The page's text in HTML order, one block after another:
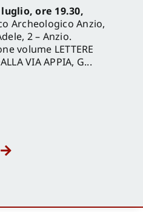
ore 19.30,
Archeologico Anzio,
2 – Anzio.
volume LETTERE
VIA APPIA, G...